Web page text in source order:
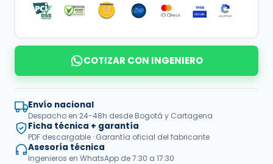
COTIZAR CON INGENIERO
Envío nacional
Despacho en 24-48h desde Bogotá y Cartagena
Ficha técnica + garantía
PDF descargable · Garantía oficial del fabricante
Asesoría técnica
Ingenieros en WhatsApp de 7:30 a 17:30